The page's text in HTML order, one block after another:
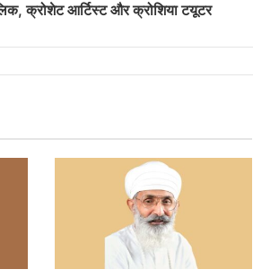
क्रोशेट आर्टिस्ट और क्रोशिया टयूटर